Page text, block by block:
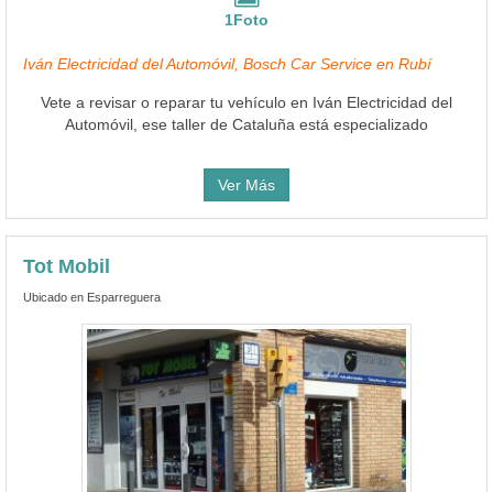
1Foto
Iván Electricidad del Automóvil, Bosch Car Service en Rubí
Vete a revisar o reparar tu vehículo en Iván Electricidad del
Automóvil, ese taller de Cataluña está especializado
Ver Más
Tot Mobil
Ubicado en Esparreguera